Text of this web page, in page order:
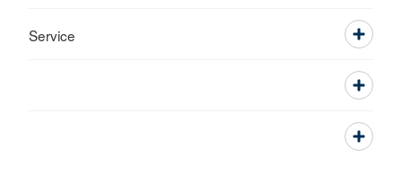
Service